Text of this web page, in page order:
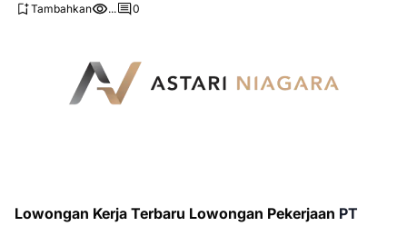
Tambahkan ... 0
Lowongan Kerja Terbaru Lowongan Pekerjaan PT